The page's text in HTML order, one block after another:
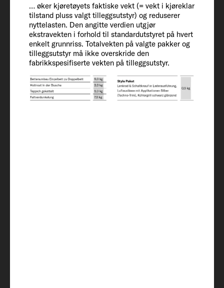
… øker kjøretøyets faktiske vekt (= vekt i kjøreklar
tilstand pluss valgt tilleggsutstyr) og reduserer
nyttelasten. Den angitte verdien utgjør
ekstravekten i forhold til standardutstyret på hvert
enkelt grunnriss. Totalvekten på valgte pakker og
tilleggsutstyr må ikke overskride den
fabrikkspesifiserte vekten på tilleggsutstyr.
Dekk
225/75 R 16 CP
Hjulavstand
380